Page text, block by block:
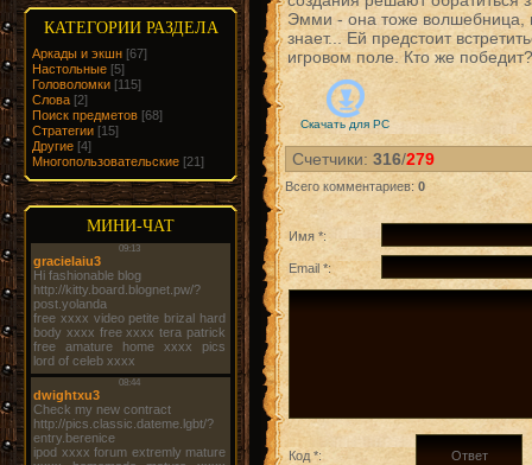
КАТЕГОРИИ РАЗДЕЛА
Аркады и экшн [67]
Настольные [5]
Головоломки [115]
Слова [2]
Поиск предметов [68]
Стратегии [15]
Другие [4]
Многопользовательские [21]
МИНИ-ЧАТ
Эмми - она тоже волшебница,
знает... Ей предстоит
игровом поле. Кто же победит?
Скачать для PC
Счетчики: 316/279
Всего комментариев: 0
Имя *:
Email *:
Код *: